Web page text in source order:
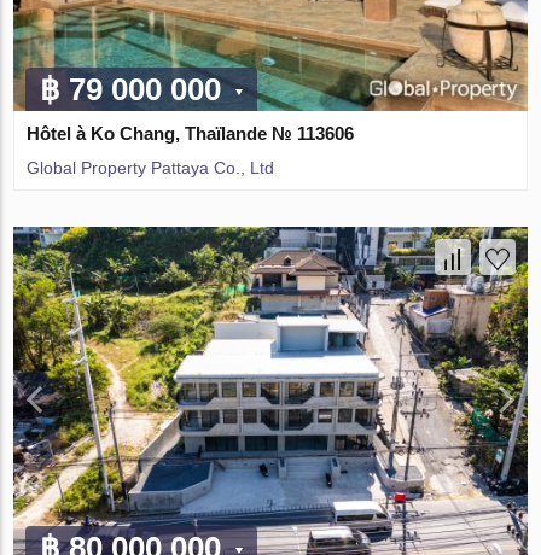
฿ 79 000 000
Hôtel à Ko Chang, Thaïlande № 113606
Global Property Pattaya Co., Ltd